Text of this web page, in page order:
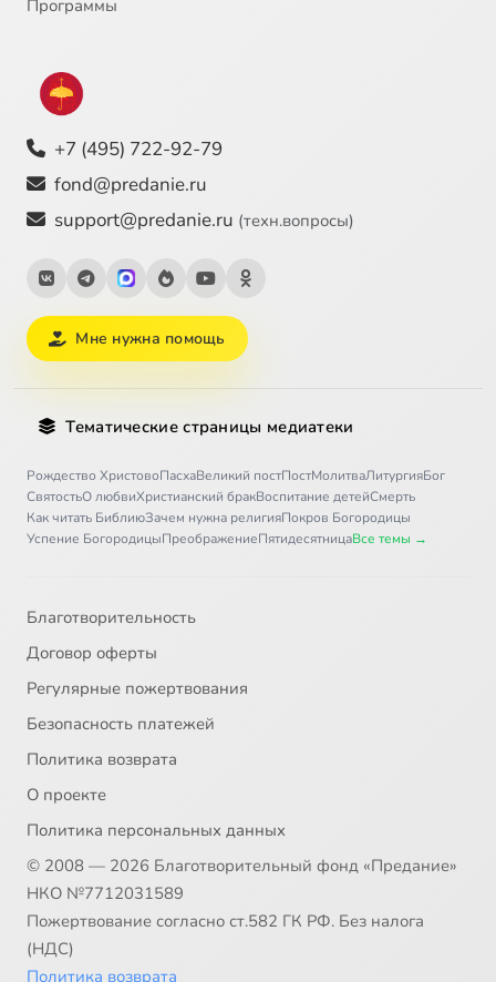
Программы
+7 (495) 722-92-79
fond@predanie.ru
support@predanie.ru (техн.вопросы)
Мне нужна помощь
Тематические страницы медиатеки
Рождество ХристовоПасхаВеликий постПостМолитваЛитургияБог
СвятостьО любвиХристианский бракВоспитание детейСмерть
Как читать БиблиюЗачем нужна религияПокров Богородицы
Успение БогородицыПреображениеПятидесятницаВсе темы →
Благотворительность
Договор оферты
Регулярные пожертвования
Безопасность платежей
Политика возврата
О проекте
Политика персональных данных
© 2008 — 2026 Благотворительный фонд «Предание»
НКО №7712031589
Пожертвование согласно ст.582 ГК РФ. Без налога
(НДС)
Политика возврата